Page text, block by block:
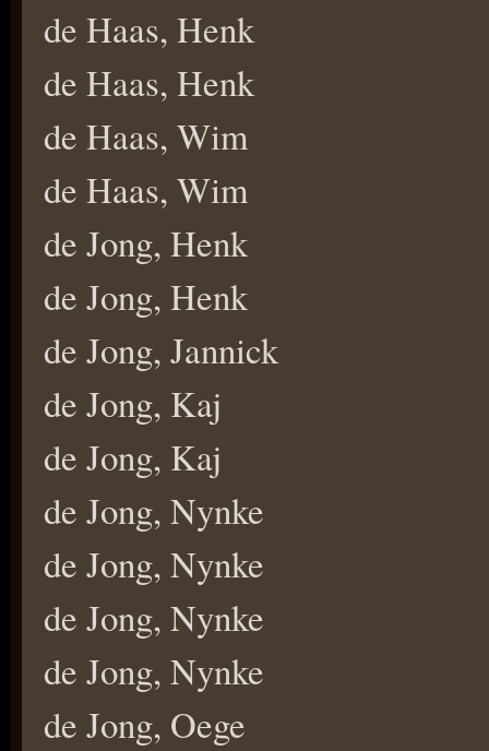
de Haas, Henk
de Haas, Henk
de Haas, Wim
de Haas, Wim
de Jong, Henk
de Jong, Henk
de Jong, Jannick
de Jong, Kaj
de Jong, Kaj
de Jong, Nynke
de Jong, Nynke
de Jong, Nynke
de Jong, Nynke
de Jong, Oege